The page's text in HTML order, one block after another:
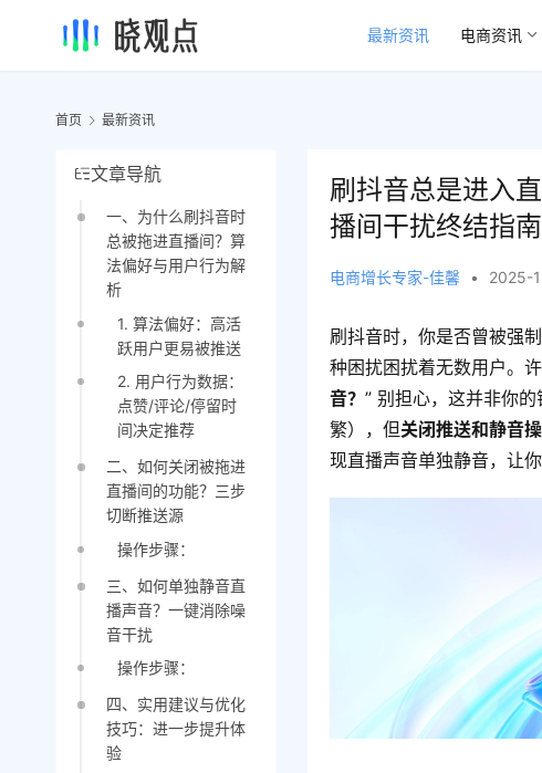
最新资讯 电商资讯
首页 最新资讯
文章导航
一、为什么刷抖音时
总被拖进直播间？算
法偏好与用户行为解
析
1. 算法偏好：高活
跃用户更易被推送
2. 用户行为数据：
点赞/评论/停留时
间决定推荐
二、如何关闭被拖进
直播间的功能？三步
切断推送源
操作步骤：
三、如何单独静音直
播声音？一键消除噪
音干扰
操作步骤：
四、实用建议与优化
技巧：进一步提升体
验
刷抖音总是进入
播间干扰终结指
电商增长专家-佳馨 • 2025-
刷抖音时，你是否曾被强
种困扰困扰着无数用户。
音？” 别担心，这并非你
繁），但关闭推送和静音
现直播声音单独静音，让